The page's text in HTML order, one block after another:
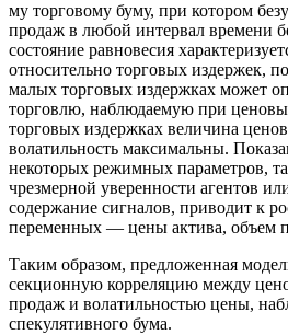
му торговому буму, при котором
продаж в любой интервал времени
состояние равновесия
относительно торговых издержек,
малых торговых издержках может
торговлю, наблюдаемую при
торговых издержках величина
волатильность максимальны.
некоторых режимных параметров,
чрезмерной уверенности агентов
содержание сигналов, приводит к
переменных — цены актива, объем
Таким образом, предложенная
секционную корреляцию между
продаж и волатильностью цены,
спекулятивного бума.